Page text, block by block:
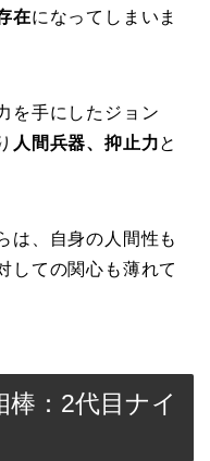
在になってしまいま
を手にしたジョン
人間兵器、抑止力と
は、自身の人間性も
しての関心も薄れて
：2代目ナイ